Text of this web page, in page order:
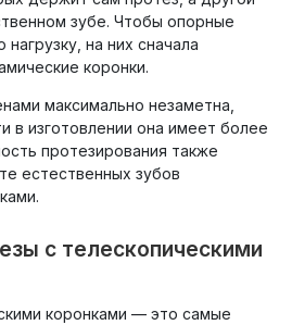
зубе. Чтобы опорные
на них сначала
коронки.
максимально незаметна,
в изготовлении она имеет более
протезирования также
естественных зубов
с телескопическими
коронками — это самые